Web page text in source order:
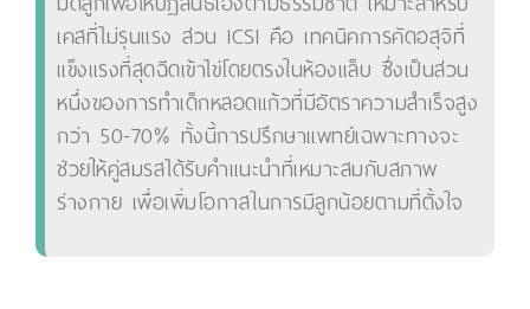
เคสที่ไม่รุนแรง ส่วน ICSI คือ เทคนิคการคัดอสุจิที่
แข็งแรงที่สุดฉีดเข้าไข่โดยตรงในห้องแล็บ ซึ่งเป็นส่วน
หนึ่งของการทำเด็กหลอดแก้วที่มีอัตราความสำเร็จสูง
กว่า 50-70% ทั้งนี้การปรึกษาแพทย์เฉพาะทางจะ
ช่วยให้คู่สมรสได้รับคำแนะนำที่เหมาะสมกับสภาพ
ร่างกาย เพื่อเพิ่มโอกาสในการมีลูกน้อยตามที่ตั้งใจ